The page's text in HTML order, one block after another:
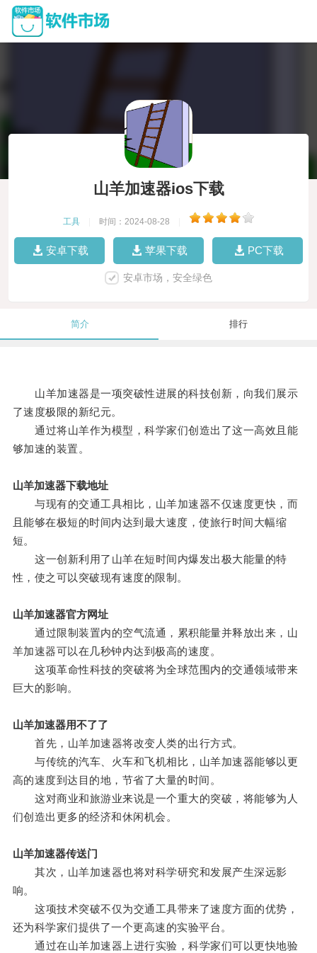
山羊加速器ios下载
工具 时间：2024-08-28
安卓下载 苹果下载 PC下载
安卓市场，安全绿色
简介 排行
山羊加速器是一项突破性进展的科技创新，向我们展示
了速度极限的新纪元。
通过将山羊作为模型，科学家们创造出了这一高效且能
够加速的装置。
山羊加速器下载地址
与现有的交通工具相比，山羊加速器不仅速度更快，而
且能够在极短的时间内达到最大速度，使旅行时间大幅缩
短。
这一创新利用了山羊在短时间内爆发出极大能量的特
性，使之可以突破现有速度的限制。
山羊加速器官方网址
通过限制装置内的空气流通，累积能量并释放出来，山
羊加速器可以在几秒钟内达到极高的速度。
这项革命性科技的突破将为全球范围内的交通领域带来
巨大的影响。
山羊加速器用不了了
首先，山羊加速器将改变人类的出行方式。
与传统的汽车、火车和飞机相比，山羊加速器能够以更
高的速度到达目的地，节省了大量的时间。
这对商业和旅游业来说是一个重大的突破，将能够为人
们创造出更多的经济和休闲机会。
山羊加速器传送门
其次，山羊加速器也将对科学研究和发展产生深远影
响。
这项技术突破不仅为交通工具带来了速度方面的优势，
还为科学家们提供了一个更高速的实验平台。
通过在山羊加速器上进行实验，科学家们可以更快地验